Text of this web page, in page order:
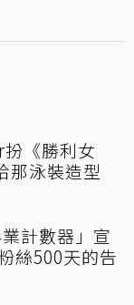
《勝利女
那泳裝造型
計數器」宣
絲500天的告